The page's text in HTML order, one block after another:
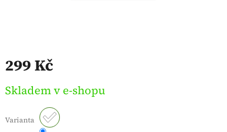
299 Kč
cena:
Skladem v e-shopu
Varianta